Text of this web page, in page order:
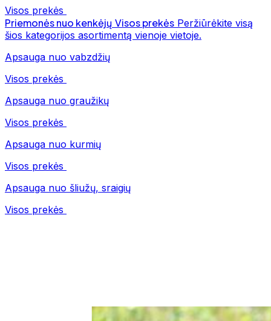
Visos prekės
Priemonės nuo kenkėjų Visos prekės Peržiūrėkite visą
šios kategorijos asortimentą vienoje vietoje.
Apsauga nuo vabzdžių
Visos prekės
Apsauga nuo graužikų
Visos prekės
Apsauga nuo kurmių
Visos prekės
Apsauga nuo šliužų, sraigių
Visos prekės